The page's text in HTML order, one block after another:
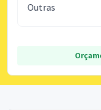
Outras